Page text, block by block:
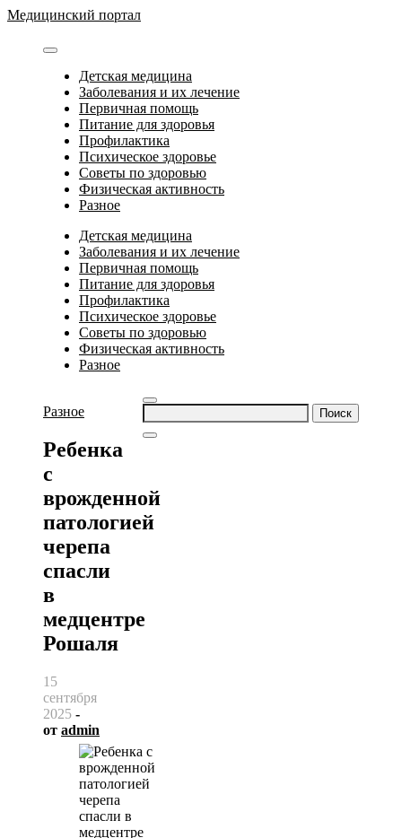
Перейти
содержимому
Медицинский портал
Детская медицина
Заболевания и их лечение
Первичная помощь
Питание для здоровья
Профилактика
Психическое здоровье
Советы по здоровью
Физическая активность
Разное
Детская медицина
Заболевания и их лечение
Первичная помощь
Питание для здоровья
Профилактика
Психическое здоровье
Советы по здоровью
Физическая активность
Разное
Найти:
Разное
Ребенка
с
врожденной
патологией
черепа
спасли
в
медцентре
Рошаля
15
сентября
2025 -
от admin